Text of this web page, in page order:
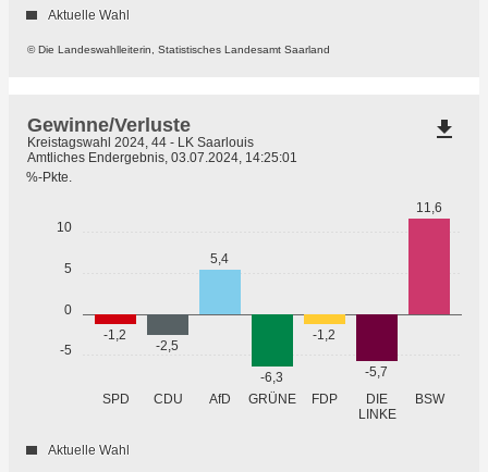
© Die Landeswahlleiterin, Statistisches Landesamt Saarland
Aktuelle Wahl
-5
0
5
10
%-Pkte.
SPD CDU AfD GRÜNE FDP
DIE
LINKE
BSW
-1,2
-2,5
5,4
-6,3
-1,2
-5,7
11,6
Gewinne/Verluste
Kreistagswahl 2024, 44 - LK Saarlouis
Amtliches Endergebnis, 03.07.2024, 14:25:01
Aktuelle Wahl
file_download